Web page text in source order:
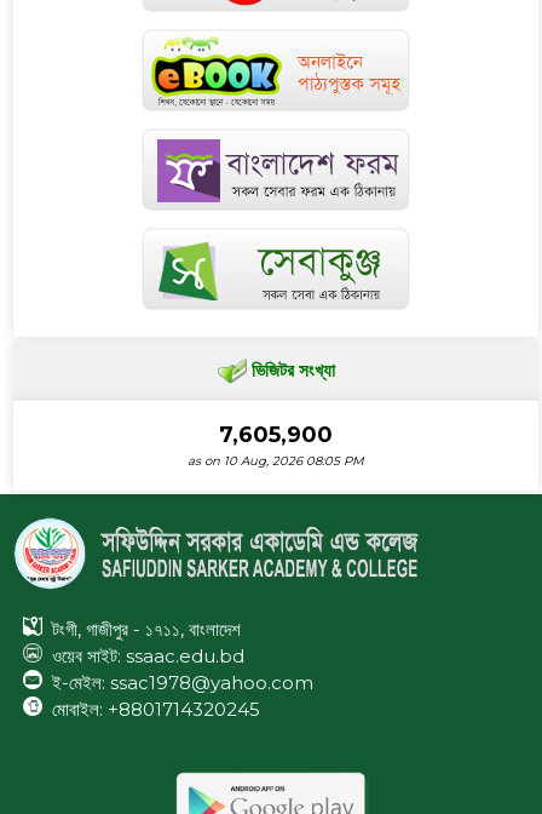
ভিজিটর সংখ্যা
7,605,900
as on 10 Aug, 2026 08:05 PM
টংগী, গাজীপুর - ১৭১১, বাংলাদেশ
ওয়েব সাইট: ssaac.edu.bd
ই-মেইল: ssac1978@yahoo.com
মোবাইল: +8801714320245